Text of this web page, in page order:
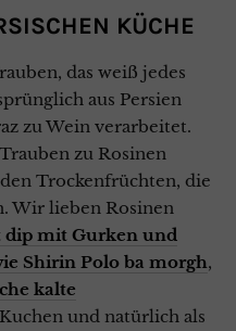
KÜCHE
das weiß jedes
aus Persien
zu Wein verarbeitet.
zu Rosinen
Trockenfrüchten, die
Wir lieben Rosinen
dip mit Gurken und
Shirin Polo ba morgh,
kalte
und natürlich als